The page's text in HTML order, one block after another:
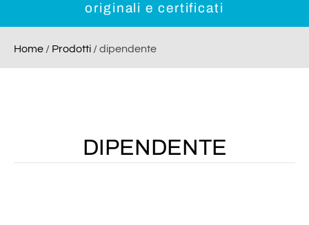
originali e certificati
Home / Prodotti / dipendente
DIPENDENTE